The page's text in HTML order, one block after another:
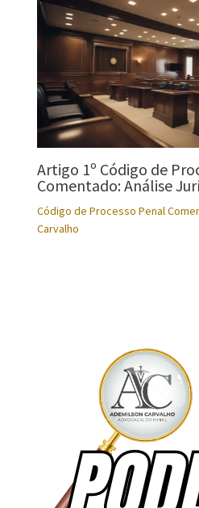
Artigo 1º Código de
Comentado: Análise
Código de Processo Penal
Carvalho